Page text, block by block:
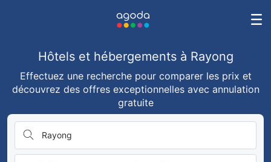
Hôtels et hébergements à Rayong
Effectuez une recherche pour comparer les prix et
découvrez des offres exceptionnelles avec annulation
gratuite
Rayong